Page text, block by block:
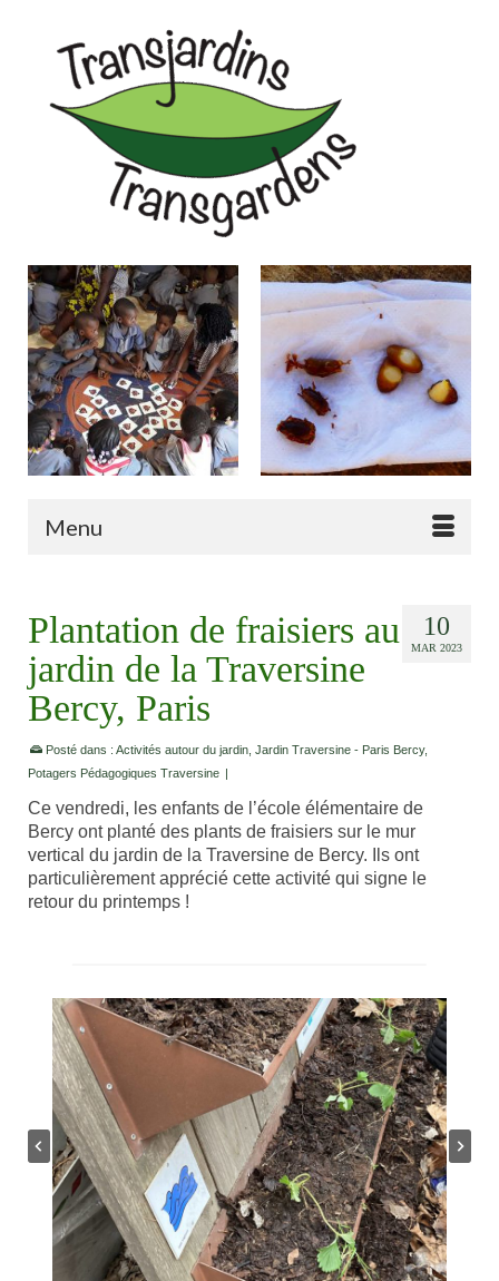
Menu
10
MAR 2023
Plantation de fraisiers au
jardin de la Traversine
Bercy, Paris
Posté dans : Activités autour du jardin Jardin Traversine - Paris Bercy,
Potagers Pédagogiques Traversine |
Ce vendredi, les enfants de l’école élémentaire de
Bercy ont planté des plants de fraisiers sur le mur
vertical du jardin de la Traversine de Bercy. Ils ont
particulièrement apprécié cette activité qui signe le
retour du printemps !